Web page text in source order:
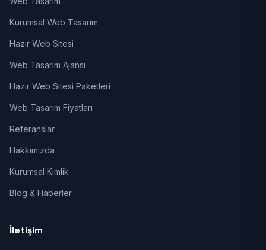
Kurumsal Web Tasarım
Hazır Web Sitesi
Web Tasarım Ajansı
Hazır Web Sitesi Paketleri
Web Tasarım Fiyatları
Referanslar
Hakkımızda
Kurumsal Kimlik
Blog & Haberler
İletişim